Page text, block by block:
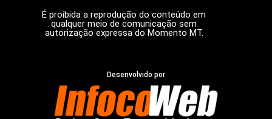
É proibida a reprodução do conteúdo em
qualquer meio de comunicação sem
autorização expressa do Momento MT.
Desenvolvido por